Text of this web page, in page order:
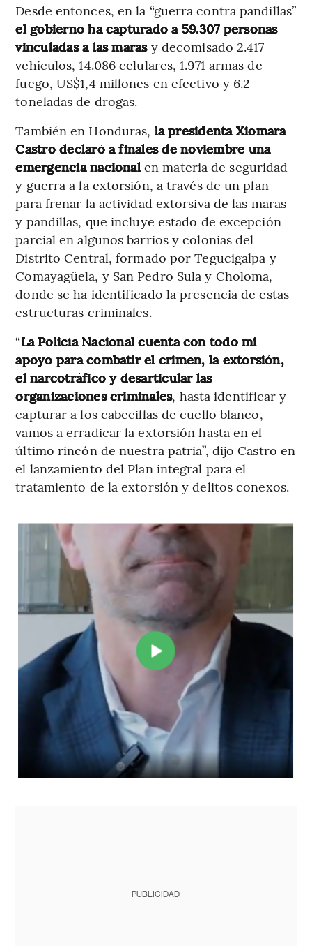
Desde entonces, en la “guerra contra pandillas”
el gobierno ha capturado a 59.307 personas
vinculadas a las marasy decomisado 2.417
vehículos, 14.086 celulares, 1.971 armas de
fuego, US$1,4 millones en efectivo y 6.2
toneladas de drogas.
También en Honduras, la presidenta Xiomara
Castro declaró a finales de noviembre una
emergencia nacionalen materia de seguridad
y guerra a la extorsión, a través de un plan
para frenar la actividad extorsiva de las maras
y pandillas, que incluye estado de excepción
parcial en algunos barrios y colonias del
Distrito Central, formado por Tegucigalpa y
Comayagüela, y San Pedro Sula y Choloma,
donde se ha identificado la presencia de estas
estructuras criminales.
“La Policía Nacional cuenta con todo mi
apoyo para combatir el crimen, la extorsión,
el narcotráfico y desarticular las
organizaciones criminales, hasta identificar y
capturar a los cabecillas de cuello blanco,
vamos a erradicar la extorsión hasta en el
último rincón de nuestra patria”, dijo Castro en
el lanzamiento del Plan integral para el
tratamiento de la extorsión y delitos conexos.
PUBLICIDAD